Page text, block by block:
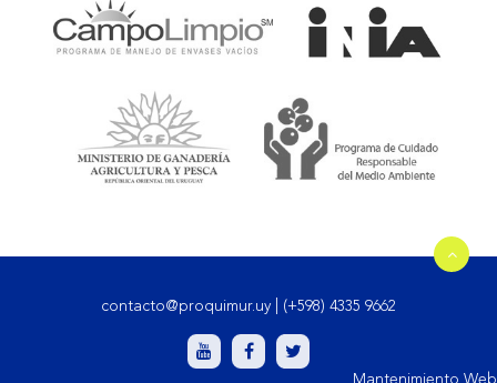
contacto@proquimur.uy (+598) 4335 9662